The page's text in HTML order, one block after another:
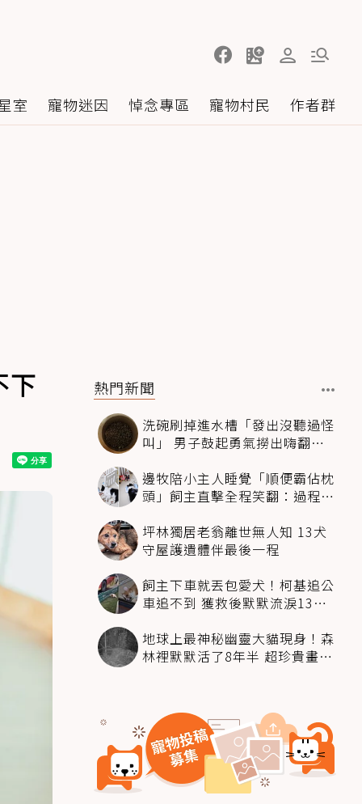
室 寵物迷因 悼念專區 寵物村民 作者群
下
熱門新聞
洗碗刷掉進水槽「發出沒聽過怪
叫」 男子鼓起勇氣撈出嗨翻：
邊牧陪小主人睡覺「順便霸佔枕
頭」飼主直擊全程笑翻：過程絲
坪林獨居老翁離世無人知 13犬
守屋護遺體伴最後一程
飼主下車就丟包愛犬！柯基追公
車追不到 獲救後默默流淚13萬
地球上最神秘幽靈大貓現身！森
林裡默默活了8年半 超珍貴畫面